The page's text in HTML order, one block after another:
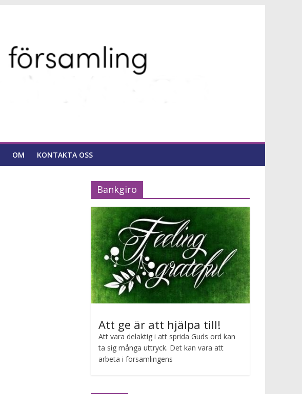
OM KONTAKTA OSS
Bankgiro
Att ge är att hjälpa till!
Att vara delaktig i att sprida Guds ord kan
ta sig många uttryck. Det kan vara att
arbeta i församlingens